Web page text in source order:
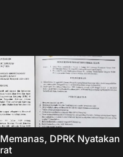
DPRK Nyatakan